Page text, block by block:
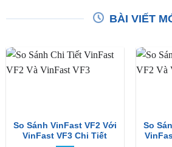
BÀI VIẾT
So Sánh VinFast VF2 Với
VinFast VF3 Chi Tiết
So